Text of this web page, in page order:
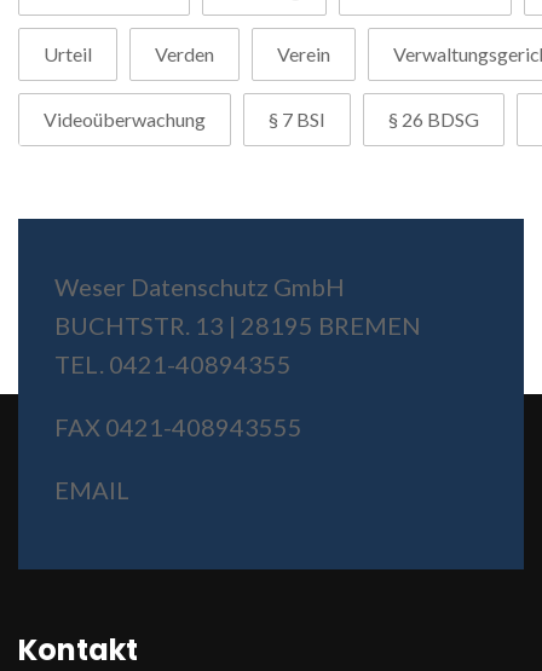
Urteil Verden Verein
Videoüberwachung § 7 BSI § 26 BDSG
Weser Datenschutz GmbH
BUCHTSTR. 13 | 28195 BREMEN
TEL. 0421-40894355
FAX 0421-408943555
EMAIL
Kontakt